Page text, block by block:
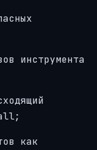
инструмента
как